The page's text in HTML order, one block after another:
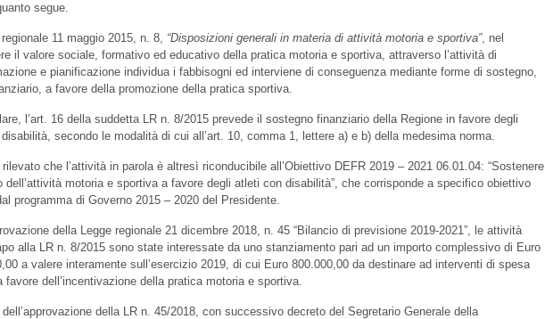
segue.
regionale 11 maggio 2015, n. 8, “Disposizioni generali in materia di attività motoria e sportiva”, nel
il valore sociale, formativo ed educativo della pratica motoria e sportiva, attraverso l’attività di
e pianificazione individua i fabbisogni ed interviene di conseguenza mediante forme di sostegno,
a favore della promozione della pratica sportiva.
l’art. 16 della suddetta LR n. 8/2015 prevede il sostegno finanziario della Regione in favore degli
secondo le modalità di cui all’art. 10, comma 1, lettere a) e b) della medesima norma.
che l’attività in parola è altresì riconducibile all’Obiettivo DEFR 2019 – 2021 06.01.04: “Sostenere
dell’attività motoria e sportiva a favore degli atleti con disabilità”, che corrisponde a specifico obiettivo
programma di Governo 2015 – 2020 del Presidente.
della Legge regionale 21 dicembre 2018, n. 45 “Bilancio di previsione 2019-2021”, le attività
alla LR n. 8/2015 sono state interessate da uno stanziamento pari ad un importo complessivo di Euro
a valere interamente sull’esercizio 2019, di cui Euro 800.000,00 da destinare ad interventi di spesa
favore dell’incentivazione della pratica motoria e sportiva.
della LR n. 45/2018, con successivo decreto del Segretario Generale della